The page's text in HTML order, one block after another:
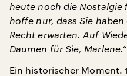
heute noch die Nostalgie
hoffe nur, dass Sie
Recht erwarten. Auf
Daumen für Sie, Marlene.“
Ein historischer Moment.